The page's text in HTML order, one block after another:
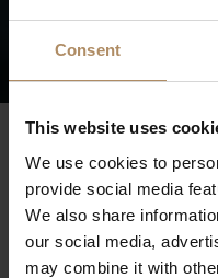
Consent
This website uses
We use cookies to
provide social media
We also share
our social media,
may combine it with
God erfaring
konferanse